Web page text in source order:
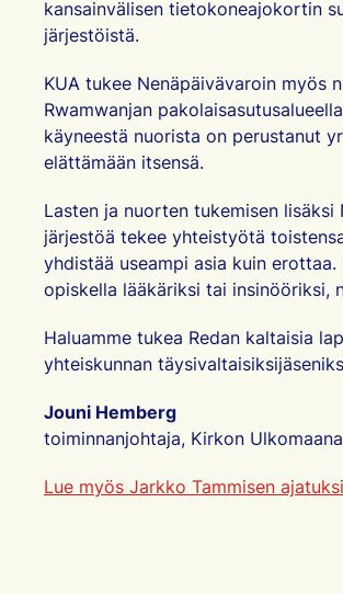
kansainvälisen tietokoneajokortin
järjestöistä.
KUA tukee Nenäpäivävaroin myös
Rwamwanjan
käyneestä nuorista on perustanut
elättämään itsensä.
Lasten ja nuorten tukemisen
järjestöä tekee yhteistyötä
yhdistää useampi asia kuin
opiskella lääkäriksi tai insinööriksi,
Haluamme tukea Redan kaltaisia
yhteiskunnan
Jouni Hemberg
toiminnanjohtaja, Kirkon
Lue myös Jarkko Tammisen